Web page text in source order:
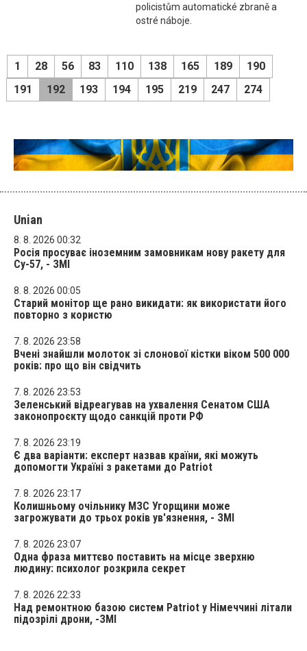
policistům automatické zbraně a
ostré náboje.
1 28 56 83 110 138 165 189
190
191
192 193 194 195 219 247 274
Unian
8. 8. 2026 00:32
Росія просуває іноземним замовникам нову ракету для
Су-57, - ЗМІ
8. 8. 2026 00:05
Старий монітор ще рано викидати: як використати його
повторно з користю
7. 8. 2026 23:58
Вчені знайшли молоток зі слонової кістки віком 500 000
років: про що він свідчить
7. 8. 2026 23:53
Зеленський відреагував на ухвалення Сенатом США
законопроєкту щодо санкцій проти РФ
7. 8. 2026 23:19
Є два варіанти: експерт назвав країни, які можуть
допомогти Україні з ракетами до Patriot
7. 8. 2026 23:17
Колишньому очільнику МЗС Угорщини може
загрожувати до трьох років ув'язнення, - ЗМІ
7. 8. 2026 23:07
Одна фраза миттєво поставить на місце зверхню
людину: психолог розкрила секрет
7. 8. 2026 22:33
Над ремонтною базою систем Patriot у Німеччині літали
підозрілі дрони, -ЗМІ